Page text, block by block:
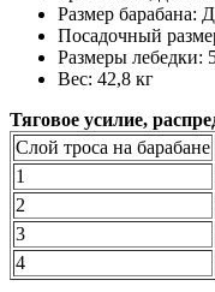
Размер барабана:
Посадочный
Размеры
Вес: 42,8 кг
Тяговое усилие,
Слой троса на барабане
1
2
3
4